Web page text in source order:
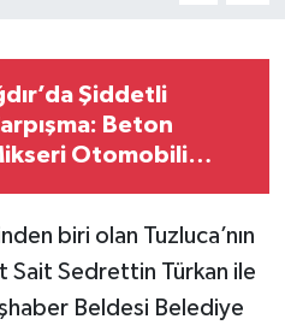
Şiddetli
Beton
Otomobili
biri olan Tuzluca’nın
Sait Sedrettin Türkan ile
Beldesi Belediye